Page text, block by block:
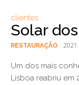
clientes
Solar
RESTAURAÇÃO 2021
Um dos mais
Lisboa reabriu em